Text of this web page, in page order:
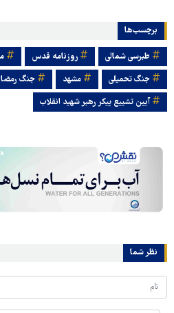
برچسب‌ها
طبرسی شمالی روزنامه قدس
جنگ تحمیلی
مشهد
جنگ
آیین تشییع پیکر رهبر شهید انقلاب
نظر شما